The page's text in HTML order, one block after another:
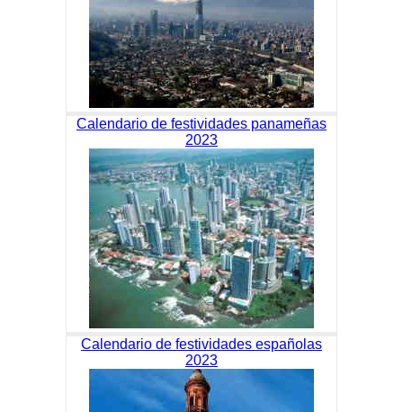
Calendario de festividades panameñas
2023
Calendario de festividades españolas
2023